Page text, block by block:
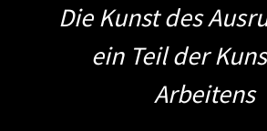
Die Kunst des
ein Teil der
Arbeitens